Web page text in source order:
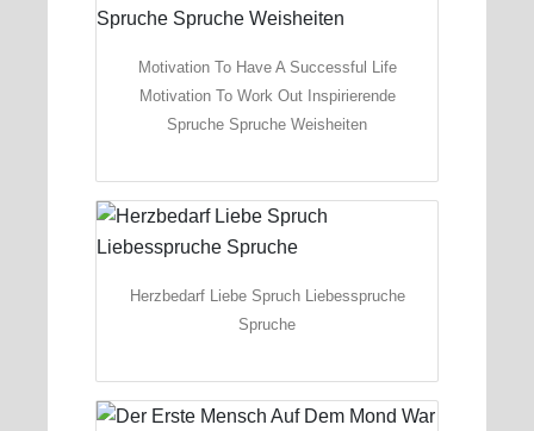
Motivation To Have A Successful Life
Motivation To Work Out Inspirierende
Spruche Spruche Weisheiten
Herzbedarf Liebe Spruch Liebesspruche
Spruche